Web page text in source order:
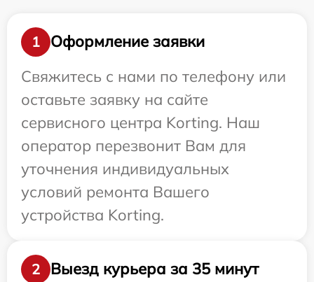
1
Оформление заявки
Свяжитесь с нами по телефону или
оставьте заявку на сайте
сервисного центра Korting. Наш
оператор перезвонит Вам для
уточнения индивидуальных
условий ремонта Вашего
устройства Korting.
2 Выезд курьера за 35 минут